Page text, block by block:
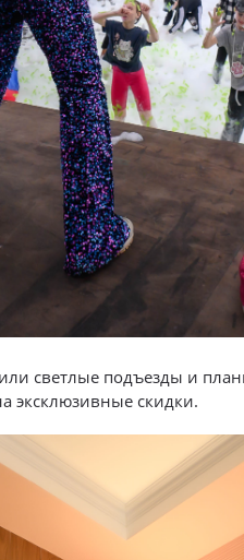
светлые подъезды и
эксклюзивные скидки.